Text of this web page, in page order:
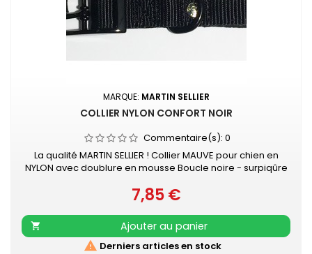
MARQUE: MARTIN SELLIER
COLLIER NYLON CONFORT NOIR
Commentaire(s): 0
La qualité MARTIN SELLIER ! Collier MAUVE pour chien en
NYLON avec doublure en mousse Boucle noire - surpiqûre
davantage de confort Nylon ultra-résistant Boucle laquée
noire Couleur acidulée qui soulignera tout type de pelage.
Existe aussi en turquoise, vert, rouge, orange, mauve, gris,
rose et beige
Prix
7,85 €

Ajouter au panier
 Derniers articles en stock